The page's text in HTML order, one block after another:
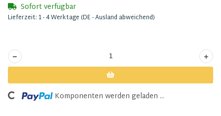
Sofort verfügbar
Lieferzeit: 1 - 4 Werktage(DE - Ausland abweichend)
Komponenten werden geladen ...